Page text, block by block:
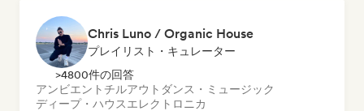
Chris Luno / Organic House
プレイリスト・キュレーター
>4800件の回答
アンビエント チルアウト ダンス・ミュージック
ディープ・ハウスエレクトロニカ